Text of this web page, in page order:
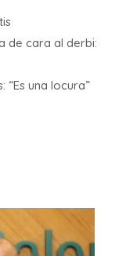
de cara al derbi:
“Es una locura”